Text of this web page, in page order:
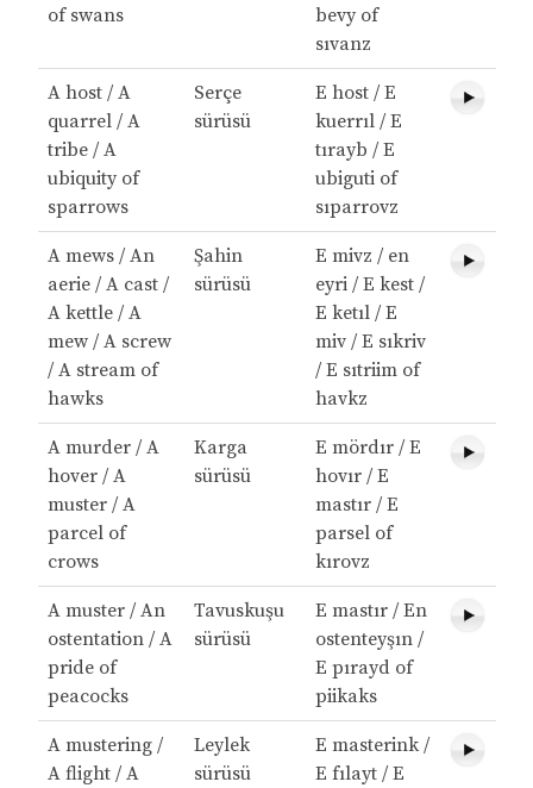
of swans
bevy of
sıvanz
A host / A
quarrel / A
tribe / A
ubiquity of
sparrows
Serçe
sürüsü
E host / E
kuerrıl / E
tırayb / E
ubiguti of
sıparrovz
A mews / An
aerie / A cast /
A kettle / A
mew / A screw
/ A stream of
hawks
Şahin
sürüsü
E mivz / en
eyri / E kest /
E ketıl / E
miv / E sıkriv
/ E sıtriim of
havkz
A murder / A
hover / A
muster / A
parcel of
crows
Karga
sürüsü
E mördır / E
hovır / E
mastır / E
parsel of
kırovz
A muster / An
ostentation / A
pride of
peacocks
Tavuskuşu
sürüsü
E mastır / En
ostenteyşın /
E pırayd of
piikaks
A mustering /
A flight / A
Leylek
sürüsü
E masterink /
E fılayt / E